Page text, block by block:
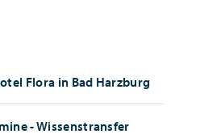
Flora in Bad Harzburg
- Wissenstransfer